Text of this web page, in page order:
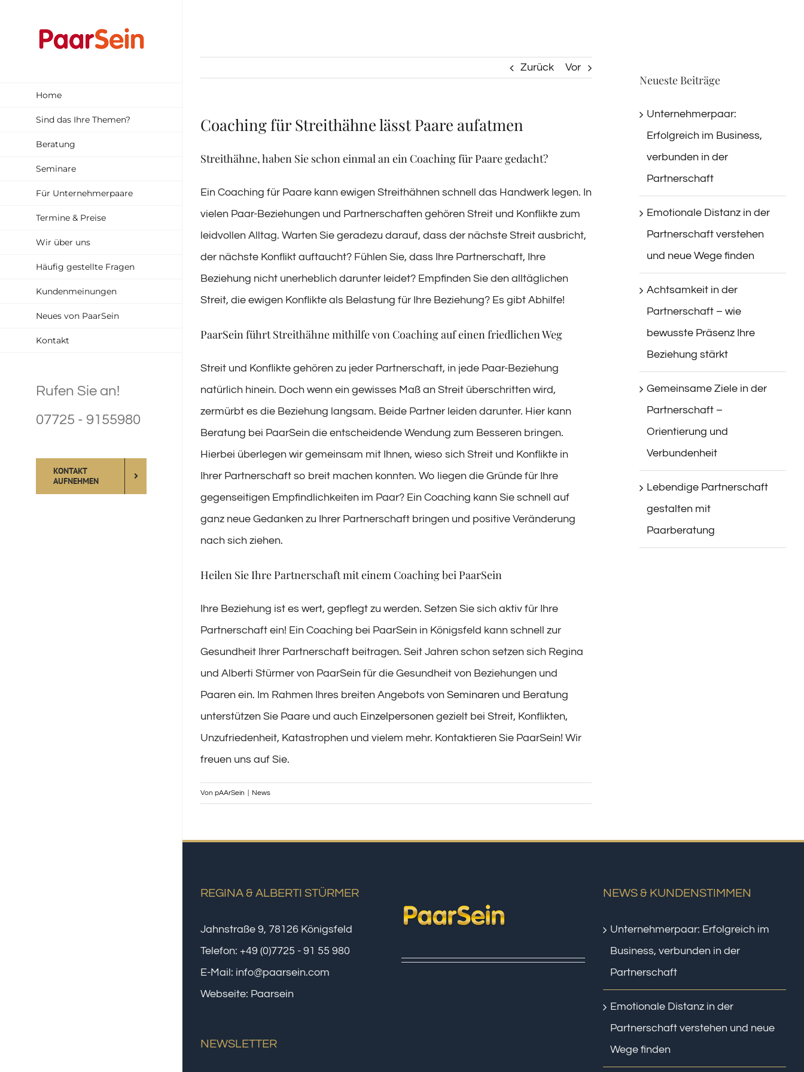
springen
Home
Sind das Ihre Themen?
Beratung
Seminare
Für Unternehmerpaare
Termine & Preise
Wir über uns
Häufig gestellte Fragen
Kundenmeinungen
Neues von PaarSein
Kontakt
Rufen Sie an!
07725 - 9155980
KONTAKT
AUFNEHMEN
Zurück Vor
Coaching für Streithähne lässt Paare aufatmen
Streithähne, haben Sie schon einmal an ein Coaching für Paare gedacht?
Ein Coaching für Paare kann ewigen Streithähnen schnell das Handwerk legen. In
vielen Paar-Beziehungen und Partnerschaften gehören Streit und Konflikte zum
leidvollen Alltag. Warten Sie geradezu darauf, dass der nächste Streit ausbricht,
der nächste Konflikt auftaucht? Fühlen Sie, dass Ihre Partnerschaft, Ihre
Beziehung nicht unerheblich darunter leidet? Empfinden Sie den alltäglichen
Streit, die ewigen Konflikte als Belastung für Ihre Beziehung? Es gibt Abhilfe!
PaarSein führt Streithähne mithilfe von Coaching auf einen friedlichen Weg
Streit und Konflikte gehören zu jeder Partnerschaft, in jede Paar-Beziehung
natürlich hinein. Doch wenn ein gewisses Maß an Streit überschritten wird,
zermürbt es die Beziehung langsam. Beide Partner leiden darunter. Hier kann
Beratung bei PaarSein die entscheidende Wendung zum Besseren bringen.
Hierbei überlegen wir gemeinsam mit Ihnen, wieso sich Streit und Konflikte in
Ihrer Partnerschaft so breit machen konnten. Wo liegen die Gründe für Ihre
gegenseitigen Empfindlichkeiten im Paar? Ein Coaching kann Sie schnell auf
ganz neue Gedanken zu Ihrer Partnerschaft bringen und positive Veränderung
nach sich ziehen.
Heilen Sie Ihre Partnerschaft mit einem Coaching bei PaarSein
Ihre Beziehung ist es wert, gepflegt zu werden. Setzen Sie sich aktiv für Ihre
Partnerschaft ein! Ein Coaching bei PaarSein in Königsfeld kann schnell zur
Gesundheit Ihrer Partnerschaft beitragen. Seit Jahren schon setzen sich Regina
und Alberti Stürmer von PaarSein für die Gesundheit von Beziehungen und
Paaren ein. Im Rahmen Ihres breiten Angebots von Seminaren und Beratung
unterstützen Sie Paare und auch Einzelpersonen gezielt bei Streit, Konflikten,
Unzufriedenheit, Katastrophen und vielem mehr. Kontaktieren Sie PaarSein! Wir
freuen uns auf Sie.
Von pAArSein News
Neueste Beiträge
Unternehmerpaar:
Erfolgreich im Business,
verbunden in der
Partnerschaft
Emotionale Distanz in der
Partnerschaft verstehen
und neue Wege finden
Achtsamkeit in der
Partnerschaft – wie
bewusste Präsenz Ihre
Beziehung stärkt
Gemeinsame Ziele in der
Partnerschaft –
Orientierung und
Verbundenheit
Lebendige Partnerschaft
gestalten mit
Paarberatung
REGINA & ALBERTI STÜRMER
Jahnstraße 9, 78126 Königsfeld
Telefon: +49 (0)7725 - 91 55 980
E-Mail: info@paarsein.com
Webseite: Paarsein
NEWSLETTER
NEWS & KUNDENSTIMMEN
Unternehmerpaar: Erfolgreich im
Business, verbunden in der
Partnerschaft
Emotionale Distanz in der
Partnerschaft verstehen und neue
Wege finden